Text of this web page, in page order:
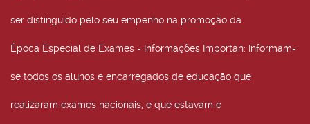
ser distinguido pelo seu empenho na promoção da
Época Especial de Exames - Informações Importan: Informam-
se todos os alunos e encarregados de educação que
realizaram exames nacionais, e que estavam e